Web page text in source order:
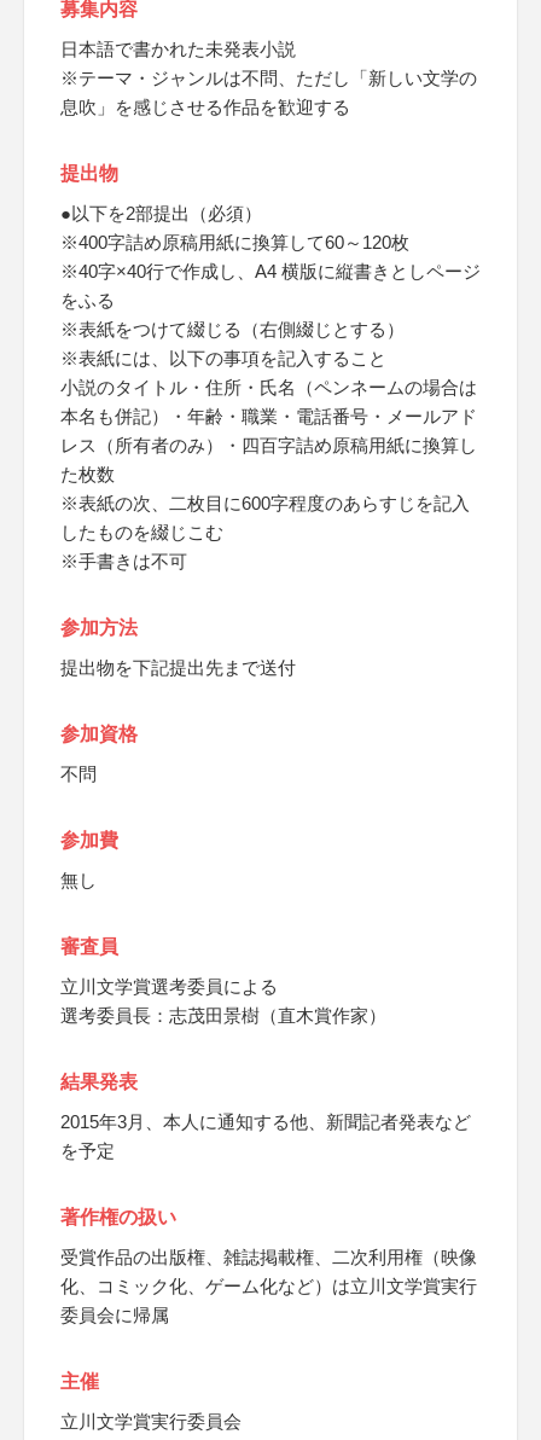
募集内容
日本語で書かれた未発表小説
※テーマ・ジャンルは不問、ただし「新しい文学の
息吹」を感じさせる作品を歓迎する
提出物
●以下を2部提出（必須）
※400字詰め原稿用紙に換算して60～120枚
※40字×40行で作成し、A4 横版に縦書きとしページ
をふる
※表紙をつけて綴じる（右側綴じとする）
※表紙には、以下の事項を記入すること
小説のタイトル・住所・氏名（ペンネームの場合は
本名も併記）・年齢・職業・電話番号・メールアド
レス（所有者のみ）・四百字詰め原稿用紙に換算し
た枚数
※表紙の次、二枚目に600字程度のあらすじを記入
したものを綴じこむ
※手書きは不可
参加方法
提出物を下記提出先まで送付
参加資格
不問
参加費
無し
審査員
立川文学賞選考委員による
選考委員長：志茂田景樹（直木賞作家）
結果発表
2015年3月、本人に通知する他、新聞記者発表など
を予定
著作権の扱い
受賞作品の出版権、雑誌掲載権、二次利用権（映像
化、コミック化、ゲーム化など）は立川文学賞実行
委員会に帰属
主催
立川文学賞実行委員会